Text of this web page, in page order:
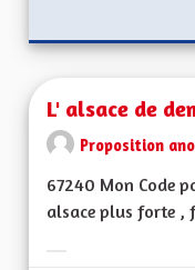
L' alsace de
Proposition
67240 Mon Code
alsace plus forte ,